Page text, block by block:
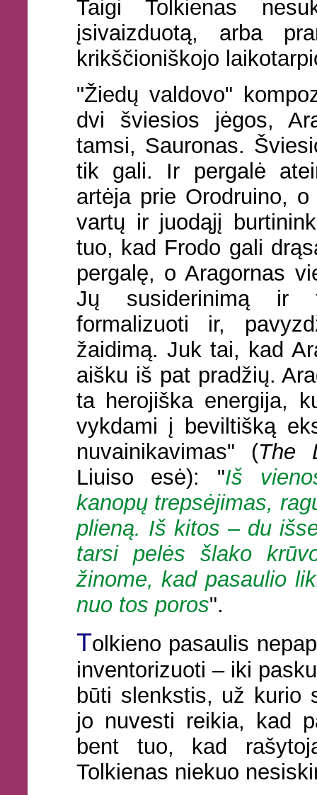
Taigi Tolkienas
įsivaizduotą, arba
krikščioniškojo
"Žiedų valdovo"
dvi šviesios jėgos,
tamsi, Sauronas.
tik gali. Ir pergalė
artėja prie Orodruino,
vartų ir juodąjį
tuo, kad Frodo gali
pergalę, o Aragornas
Jų susiderinimą ir
formalizuoti ir,
žaidimą. Juk tai, kad
aišku iš pat pradžių.
ta herojiška energija,
vykdami į beviltišką
nuvainikavimas" (The
Liuiso esė): "Iš
kanopų trepsėjimas,
plieną. Iš kitos – du
tarsi pelės šlako
žinome, kad pasaulio
nuo tos poros".
Tolkieno pasaulis
inventorizuoti – iki
būti slenkstis, už kurio
jo nuvesti reikia, kad
bent tuo, kad
Tolkienas niekuo